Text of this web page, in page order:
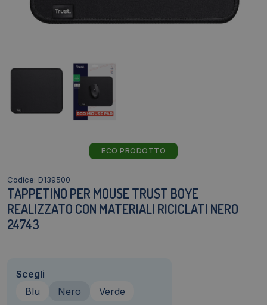
ECO PRODOTTO
Codice: D139500
TAPPETINO PER MOUSE TRUST BOYE
REALIZZATO CON MATERIALI RICICLATI NERO
24743
Scegli
Blu
Nero Verde